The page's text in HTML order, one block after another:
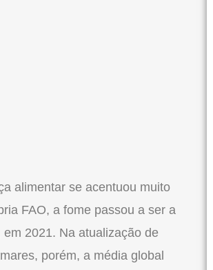
alimentar se acentuou muito
FAO, a fome passou a ser a
2021. Na atualização de
porém, a média global